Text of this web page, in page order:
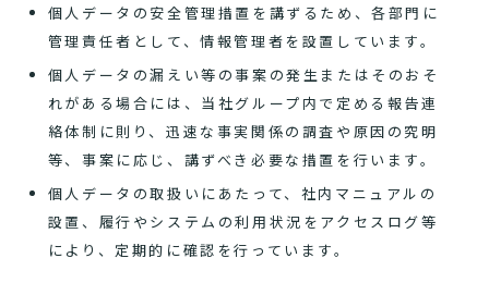
個人データの安全管理措置を講ずるため、各部門に
管理責任者として、情報管理者を設置しています。
個人データの漏えい等の事案の発生またはそのおそ
れがある場合には、当社グループ内で定める報告連
絡体制に則り、迅速な事実関係の調査や原因の究明
等、事案に応じ、講ずべき必要な措置を行います。
個人データの取扱いにあたって、社内マニュアルの
設置、履行やシステムの利用状況をアクセスログ等
により、定期的に確認を行っています。